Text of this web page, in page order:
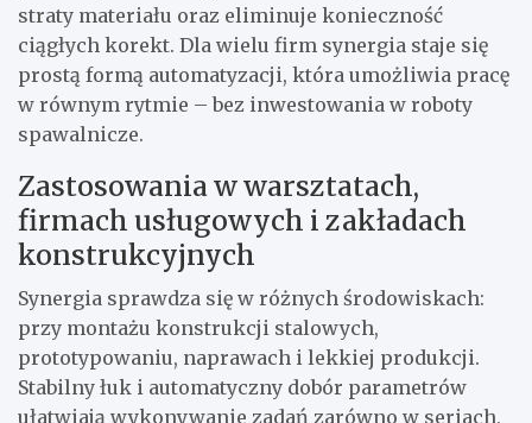
straty materiału oraz eliminuje konieczność
ciągłych korekt. Dla wielu firm synergia staje się
prostą formą automatyzacji, która umożliwia pracę
w równym rytmie – bez inwestowania w roboty
spawalnicze.
Zastosowania w warsztatach,
firmach usługowych i zakładach
konstrukcyjnych
Synergia sprawdza się w różnych środowiskach:
przy montażu konstrukcji stalowych,
prototypowaniu, naprawach i lekkiej produkcji.
Stabilny łuk i automatyczny dobór parametrów
ułatwiają wykonywanie zadań zarówno w seriach,